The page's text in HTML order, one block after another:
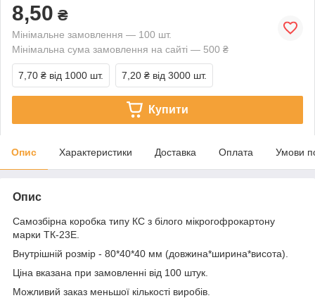
8,50 ₴
Мінімальне замовлення — 100 шт.
Мінімальна сума замовлення на сайті — 500 ₴
7,70 ₴ від 1000 шт. 7,20 ₴ від 3000 шт.
Купити
Опис Характеристики Доставка Оплата Умови
Опис
Самозбірна коробка типу КС з білого мікрогофрокартону
марки ТК-23Е.
Внутрішній розмір - 80*40*40 мм (довжина*ширина*висота).
Ціна вказана при замовленні від 100 штук.
Можливий заказ меньшої кількості виробів.